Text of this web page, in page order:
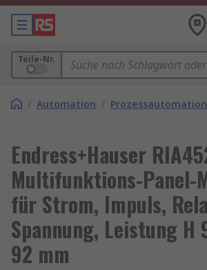
Teile-Nr.
/ Automation / Prozessautomation
Endress+Hauser
Multifunktions-Panel-
für Strom, Impuls,
Spannung, Leistung H
92 mm